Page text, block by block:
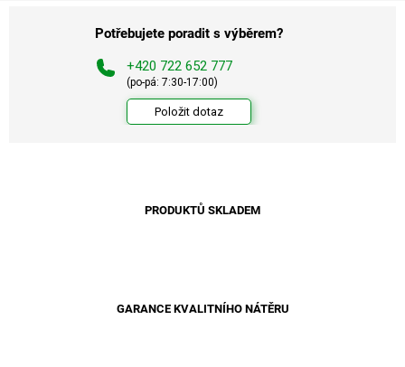
Potřebujete poradit s výběrem?
+420 722 652 777
(po-pá: 7:30-17:00)
Položit dotaz
PRODUKTŮ SKLADEM
GARANCE KVALITNÍHO NÁTĚRU